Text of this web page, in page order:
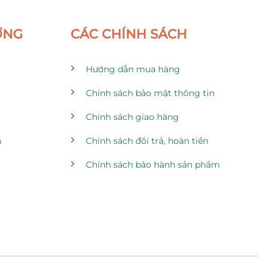
CÁC CHÍNH SÁCH
Hướng dẫn mua hàng
Chính sách bảo mật thông tin
Chính sách giao hàng
Chính sách đổi trả, hoàn tiền
Chính sách bảo hành sản phẩm